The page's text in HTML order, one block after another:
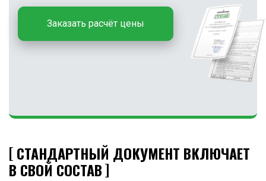
Заказать расчёт цены
СТАНДАРТНЫЙ ДОКУМЕНТ ВКЛЮЧАЕТ
В СВОЙ СОСТАВ